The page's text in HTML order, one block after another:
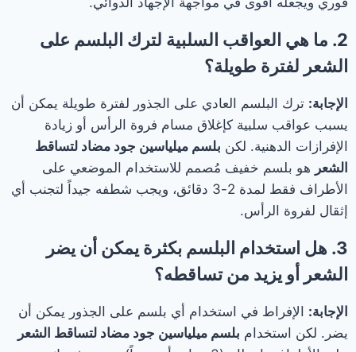
2. ما هي العواقب السلبية لترك البلسم على
الشعر لفترة طويلة؟
الإجابة: ترك البلسم العادي على الجذور لفترة طويلة يمكن أن
يسبب عواقب سلبية كإغلاق مسام فروة الرأس أو زيادة
الإفرازات الدهنية. لكن بلسم ميلياسين جود مضاد لتساقط
الشعر هو بلسم خفيف مُصمم للاستخدام الموضعي على
الأطراف فقط لمدة 2-3 دقائق، ويجب شطفه جيداً لتجنب أي
إثقال لفروة الرأس.
3. هل استخدام البلسم بكثرة يمكن أن يضر
الشعر أو يزيد من تساقطه؟
الإجابة: الإفراط في استخدام أي بلسم على الجذور يمكن أن
يضر. لكن استخدام بلسم ميلياسين جود مضاد لتساقط الشعر